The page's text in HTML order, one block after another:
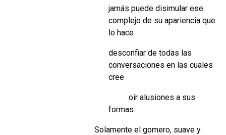
jamás puede disimular ese
complejo de su apariencia que
lo hace
desconfiar de todas las
conversaciones en las cuales
cree
oír alusiones a sus
formas.
Solamente el gomero, suave y